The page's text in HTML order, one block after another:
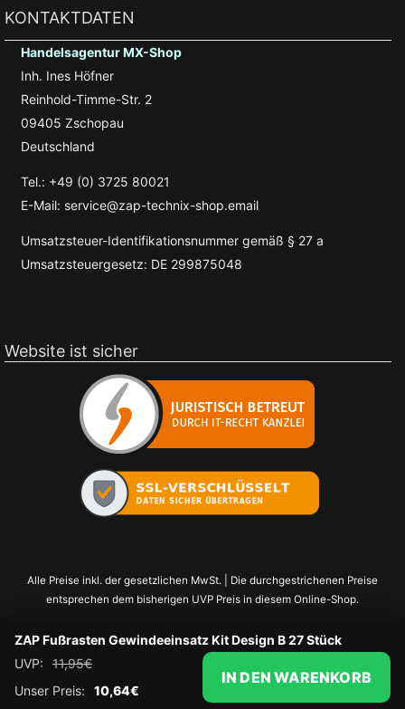
KONTAKTDATEN
Handelsagentur MX-Shop
Inh. Ines Höfner
Reinhold-Timme-Str. 2
09405 Zschopau
Deutschland
Tel.: +49 (0) 3725 80021
E-Mail: service@zap-technix-shop.email
Umsatzsteuer-Identifikationsnummer gemäß § 27 a
Umsatzsteuergesetz: DE 299875048
Website ist sicher
Alle Preise inkl. der gesetzlichen MwSt. | Die durchgestrichenen Preise
entsprechen dem bisherigen UVP Preis in diesem Online-Shop.
ZAP Fußrasten Gewindeeinsatz Kit Design B 27 Stück
UVP:
11,95€
Unser Preis:
10,64€
IN DEN WARENKORB